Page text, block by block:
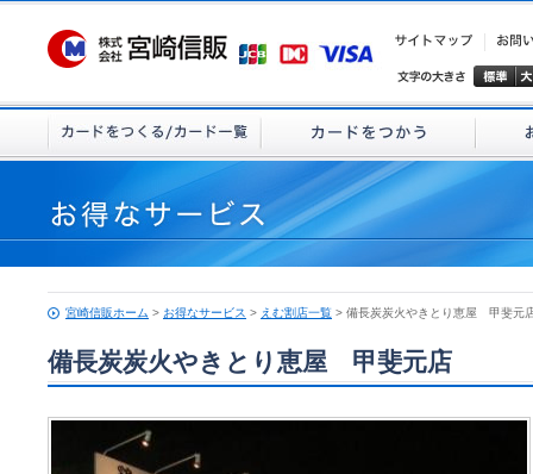
宮崎信販ホーム > お得なサービス > えむ割店一覧 > 備長炭炭火やきとり恵屋 甲斐元
備長炭炭火やきとり恵屋 甲斐元店